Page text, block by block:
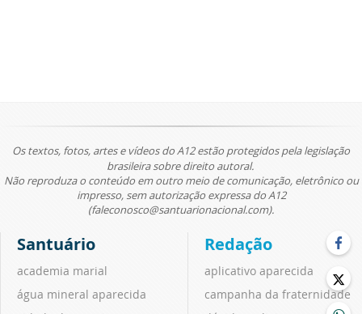
Os textos, fotos, artes e vídeos do A12 estão protegidos pela legislação
brasileira sobre direito autoral.
Não reproduza o conteúdo em outro meio de comunicação, eletrônico ou
impresso, sem autorização expressa do A12
(faleconosco@santuarionacional.com).
Santuário
academia marial
água mineral aparecida
Redação
aplicativo aparecida
campanha da fraternidade